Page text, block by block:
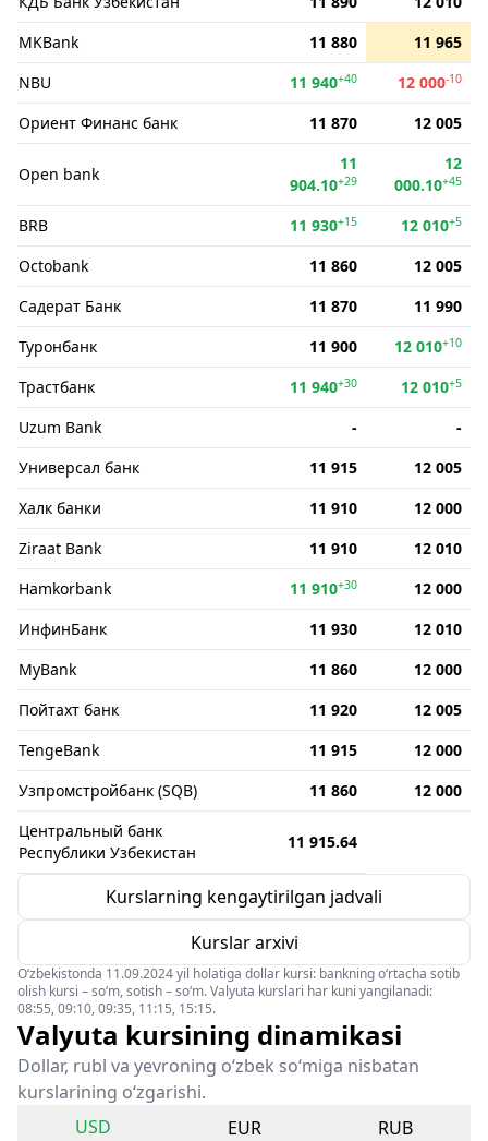
MKBank
11 880
11 965
NBU
11 940+40 12 000-10
Ориент Финанс банк 11 870 12 005
Open bank
11
904.10+29
12
000.10+45
BRB 11 930+15 12 010+5
Octobank 11 860
12 005
Садерат Банк
11 870
11 990
Туронбанк
11 900 12 010+10
Трастбанк 11 940+30 12 010+5
Uzum Bank -
-
Универсал банк
11 915
12 005
Халк банки
11 910
12 000
Ziraat Bank
11 910
12 010
Hamkorbank
11 910+30
12 000
ИнфинБанк
11 930
12 010
MyBank
11 860
12 000
Пойтахт банк
11 920
12 005
TengeBank
11 915
12 000
Узпромстройбанк (SQB)
11 860
12 000
Центральный банк
Республики Узбекистан
11 915.64
Kurslarning kengaytirilgan jadvali
Kurslar arxivi
O‘zbekistonda 11.09.2024 yil holatiga dollar kursi: bankning o‘rtacha sotib
olish kursi – so‘m, sotish – so‘m. Valyuta kurslari har kuni yangilanadi:
08:55, 09:10, 09:35, 11:15, 15:15.
Valyuta kursining dinamikasi
Dollar, rubl va yevroning o‘zbek so‘miga nisbatan
kurslarining o‘zgarishi.
USD
EUR RUB